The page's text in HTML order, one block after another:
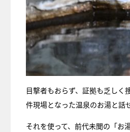
目撃者もおらず、証拠も乏しく
件現場となった温泉のお湯と話
それを使って、前代未聞の「お